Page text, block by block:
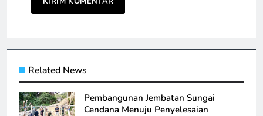
Related News
Pembangunan Jembatan Sungai
Cendana Menuju Penyelesaian